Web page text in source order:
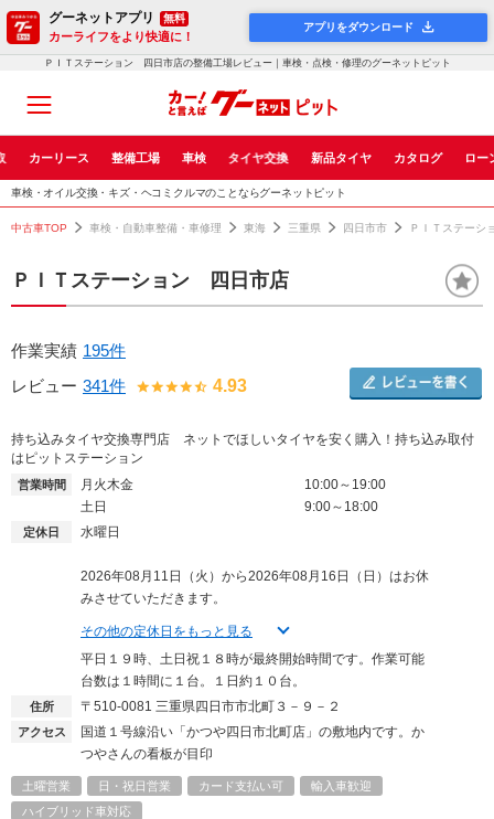
グーネットアプリ 無料
カーライフをより快適に！
アプリをダウンロード
ＰＩＴステーション 四日市店の整備工場レビュー｜車検・点検・修理のグーネットピット
カーリース 整備工場 車検 タイヤ交換 新品タイヤ カタログ ロー
車検・オイル交換・キズ・ヘコミクルマのことならグーネットピット
中古車TOP 車検・自動車整備・車修理 東海 三重県 四日市市 ＰＩＴステー
ＰＩＴステーション 四日市店
作業実績 195件
レビュー 341件 4.93
持ち込みタイヤ交換専門店 ネットでほしいタイヤを安く購入！持ち込み取付
はピットステーション
営業時間 月火木金
10:00～19:00
土日
9:00～18:00
定休日 水曜日
2026年08月11日（火）から2026年08月16日（日）はお休
みさせていただきます。
その他の定休日をもっと見る
平日１９時、土日祝１８時が最終開始時間です。作業可能
台数は１時間に１台。１日約１０台。
住所 〒510-0081 三重県四日市市北町３－９－２
アクセス
国道１号線沿い「かつや四日市北町店」の敷地内です。か
つやさんの看板が目印
土曜営業 日・祝日営業 カード支払い可
輸入車歓迎
ハイブリッド車対応